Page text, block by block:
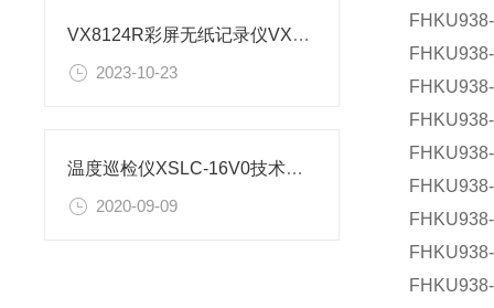
VX8124R彩屏无纸记录仪VX8124R/C3/U/L/TP8安装尺寸
2023-10-23
温度巡检仪XSLC-16V0技术参数
2020-09-09